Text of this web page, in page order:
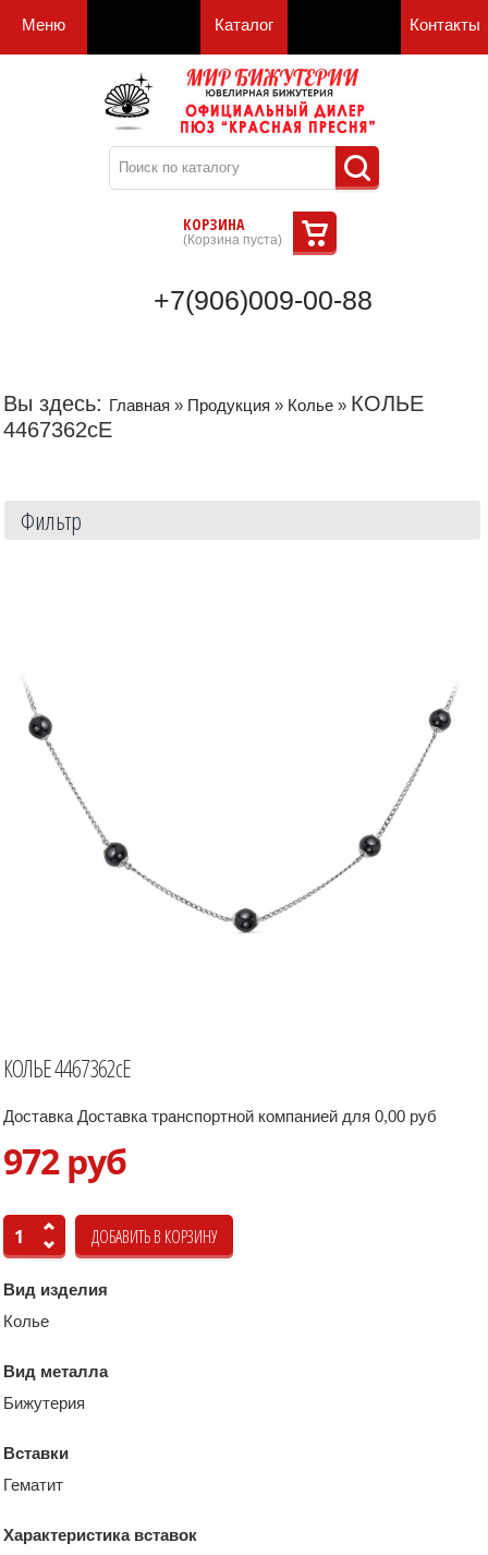
Меню Каталог Контакты
КОРЗИНА
(Корзина пуста)
+7(906)009-00-88
Вы здесь: Главная » Продукция » Колье » КОЛЬЕ
4467362сЕ
Фильтр
КОЛЬЕ 4467362сЕ
Доставка Доставка транспортной компанией для 0,00 руб
972 руб
Вид изделия
Колье
Вид металла
Бижутерия
Вставки
Гематит
Характеристика вставок